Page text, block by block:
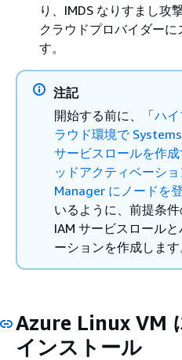
り、IMDS なりすまし攻
クラウドプロバイダー
す。
注記
開始する前に、「ハ
ラウド環境で
サービスロールを作成
ッドアクティベーシ
Manager にノードを
いるように、前提条
IAM サービスロール
ーションを作成します
Azure Linux VM
インストール